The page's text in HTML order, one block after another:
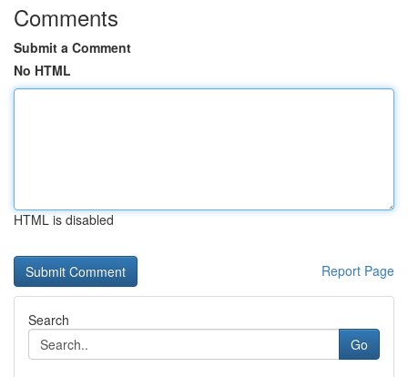
Comments
Submit a Comment
No HTML
HTML is disabled
Report Page
Search
Go